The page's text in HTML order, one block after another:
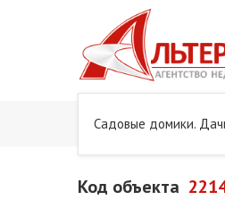
Садовые домики.
Главная Предложения
Код объекта